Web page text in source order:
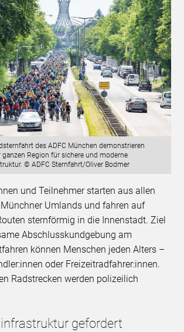
des ADFC München demonstrieren
ganzen Region für sichere und moderne
© ADFC Sternfahrt/Oliver Bodmer
und Teilnehmer starten aus allen
Umlands und fahren auf
sternförmig in die Innenstadt. Ziel
Abschlusskundgebung am
können Menschen jeden Alters –
oder Freizeitradfahrer:innen.
Radstrecken werden polizeilich
gefordert